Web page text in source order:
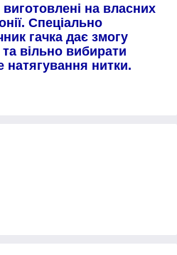
виготовлені на власних
Спеціально
гачка дає змогу
вільно вибирати
нитки.